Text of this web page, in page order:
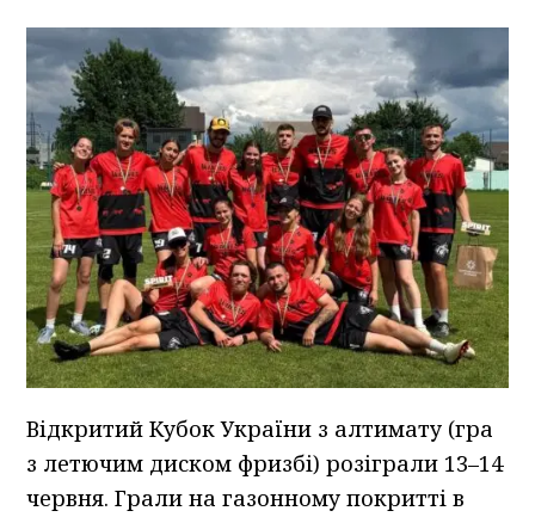
Відкритий Кубок України з алтимату (гра
з летючим диском фризбі) розіграли 13–14
червня. Грали на газонному покритті в